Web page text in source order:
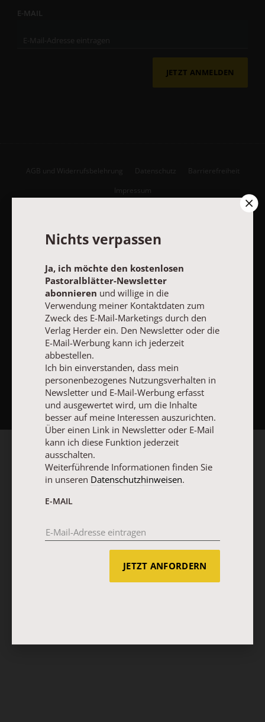
E-MAIL
JETZT ANMELDEN
AGB und Widerrufsbelehrung Datenschutz Barrierefreiheit
Impressum
Vertrag widerrufen
NACH OBEN
Nichts verpassen
Ja, ich möchte den kostenlosen
Pastoralblätter-Newsletter
abonnieren und willige in die
Verwendung meiner Kontaktdaten zum
Zweck des E-Mail-Marketings durch den
Verlag Herder ein. Den Newsletter oder die
E-Mail-Werbung kann ich jederzeit
abbestellen.
Ich bin einverstanden, dass mein
personenbezogenes Nutzungsverhalten in
Newsletter und E-Mail-Werbung erfasst
und ausgewertet wird, um die Inhalte
besser auf meine Interessen auszurichten.
Über einen Link in Newsletter oder E-Mail
kann ich diese Funktion jederzeit
ausschalten.
Weiterführende Informationen finden Sie
in unseren Datenschutzhinweisen.
E-MAIL
JETZT ANFORDERN